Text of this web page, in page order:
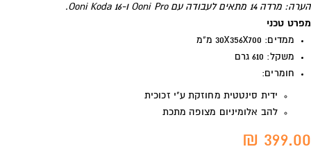
הערה: מרדה 14 מתאים לעבודה עם
Ooni Pro ו-Ooni Koda 16
.
מפרט טכני
ממדים: 30X356X700 מ"מ
משקל: 610 גרם
חומרים:
ידית סינטטית מחוזקת ע"י זכוכית
להב אלומיניום מצופה מתכת
399.00 ₪